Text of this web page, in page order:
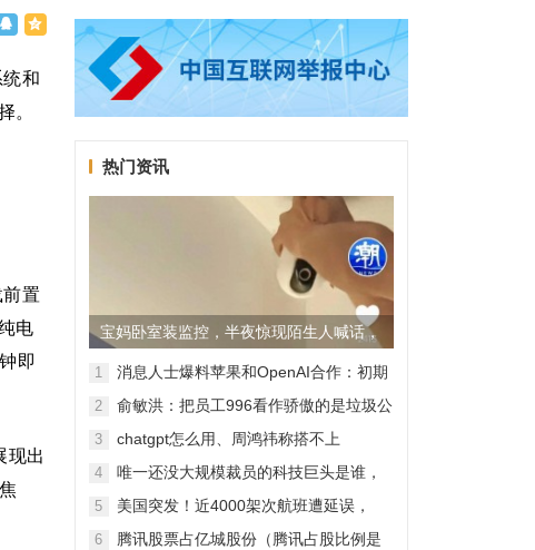
和
。
置
电
即
现出
热门资讯
宝妈卧室装监控，半夜惊现陌生人喊话，
警方已介入调查
1
消息人士爆料苹果和OpenAI合作：初期
无现金交易、未来探索分成佣金
2
俞敏洪：把员工996看作骄傲的是垃圾公
司，建议24节气都放假
3
chatgpt怎么用、周鸿祎称搭不上
ChatGPT企业会被淘汰
4
唯一还没大规模裁员的科技巨头是谁，
苹果还能扛多久？
5
美国突发！近4000架次航班遭延误，
2000架次航班被取消
6
腾讯股票占亿城股份（腾讯占股比例是